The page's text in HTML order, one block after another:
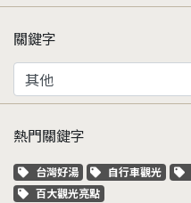
關鍵字
熱門關鍵字
關鍵字標籤
台灣好湯 關鍵字標籤
自行車觀光
關鍵字標籤
百大觀光亮點